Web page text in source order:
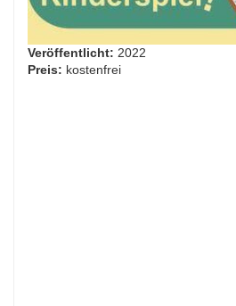
Veröffentlicht: 2022
Preis: kostenfrei